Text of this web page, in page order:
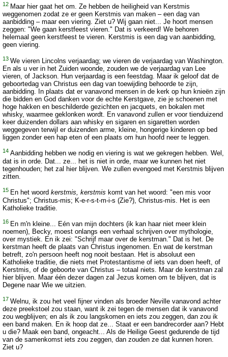
12 Maar hier gaat het om. Ze hebben de heiligheid van Kerstmis
weggenomen zodat ze er geen Kerstmis van maken – een dag van
aanbidding – maar een viering. Ziet u? Wij gaan niet... Je hoort mensen
zeggen: "We gaan kerstfeest vieren." Dat is verkeerd! We behoren
helemaal geen kerstfeest te vieren. Kerstmis is een dag van aanbidding,
geen viering.
13 We vieren Lincolns verjaardag; we vieren de verjaardag van Washington.
En als u ver in het Zuiden woonde, zouden we de verjaardag van Lee
vieren, of Jackson. Hun verjaardag is een feestdag. Maar ik geloof dat de
geboortedag van Christus een dag van toewijding behoorde te zijn,
aanbidding. In plaats dat er vanavond mensen in de kerk op hun knieën zijn
die bidden en God danken voor de echte Kerstgave, zie je schoenen met
hoge hakken en beschilderde gezichten en jacquets, en bokalen met
whisky, waarmee geklonken wordt. En vanavond zullen er voor tienduizend
keer duizenden dollars aan whisky en sigaren en sigaretten worden
weggegeven terwijl er duizenden arme, kleine, hongerige kinderen op bed
liggen zonder een hap eten of een plaats om hun hoofd neer te leggen.
14 Aanbidding hebben we nodig en viering is wat we gekregen hebben. Wel,
dat is in orde. Dat... ze... het is niet in orde, maar we kunnen het niet
tegenhouden; het zal hier blijven. We zullen evengoed met Kerstmis blijven
zitten.
15 En het woord kerstmis, kerstmis komt van het woord: "een mis voor
Christus"; Christus-mis; K-e-r-s-t-m-i-s (Zie?), Christus-mis. Het is een
Katholieke traditie.
16 En m'n kleine... Eén van mijn dochters (ik kan haar niet meer klein
noemen), Becky, moest onlangs een verhaal schrijven over mythologie,
over mystiek. En ik zei: "Schrijf maar over de kerstman." Dat is het. De
kerstman heeft de plaats van Christus ingenomen. En wat de kerstman
betreft, zo'n persoon heeft nog nooit bestaan. Het is absoluut een
Katholieke traditie, die niets met Protestantisme of iets van doen heeft, of
Kerstmis, of de geboorte van Christus – totaal niets. Maar de kerstman zal
hier blijven. Maar één dezer dagen zal Jezus komen om te blijven, dat is
Degene naar Wie we uitzien.
17 Welnu, ik zou het veel fijner vinden als broeder Neville vanavond achter
deze preekstoel zou staan, want ik zei tegen de mensen dat ik vanavond
zou wegblijven; en als ik zou langskomen en iets zou zeggen, dan zou ik
een band maken. En ik hoop dat ze... Staat er een bandrecorder aan? Hebt
u die? Maak een band, ongeacht... Als de Heilige Geest gedurende de tijd
van de samenkomst iets zou zeggen, dan zouden ze dat kunnen horen.
Ziet u?